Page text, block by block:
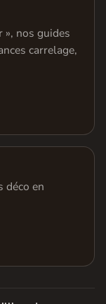
», nos guides
carrelage,
déco en